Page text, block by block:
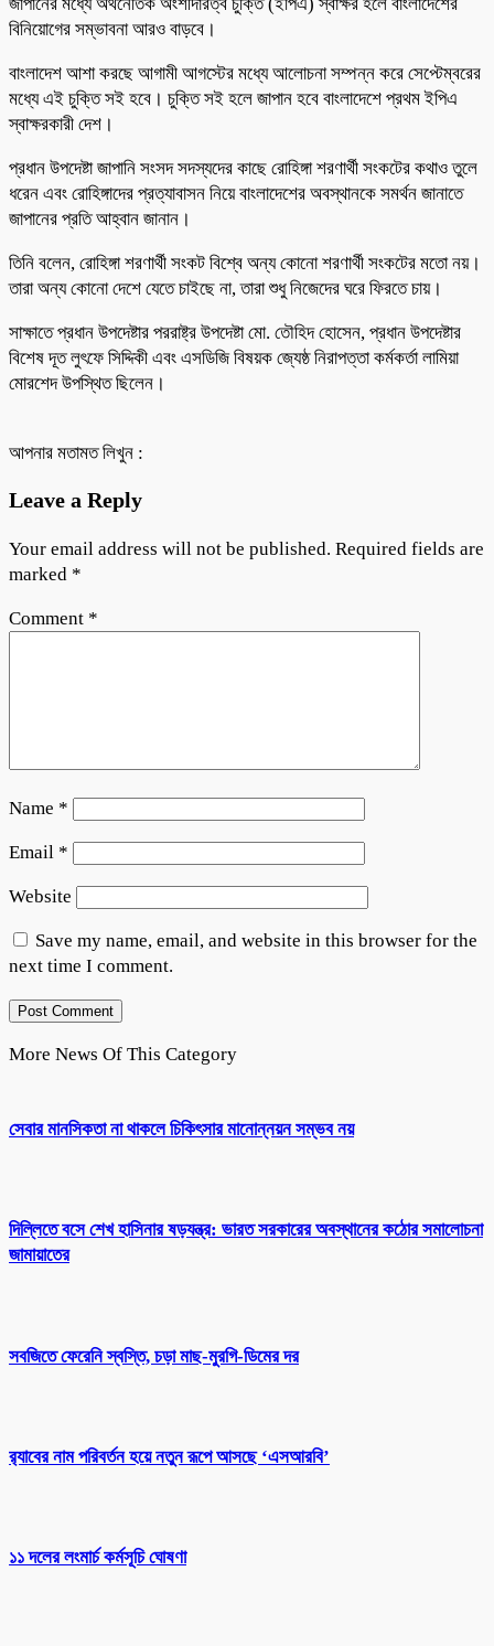
বিনিয়োগের সম্ভাবনা আরও বাড়বে।
বাংলাদেশ আশা করছে আগামী আগস্টের মধ্যে আলোচনা সম্পন্ন করে সেপ্টেম্বরের
মধ্যে এই চুক্তি সই হবে। চুক্তি সই হলে জাপান হবে বাংলাদেশে প্রথম ইপিএ
স্বাক্ষরকারী দেশ।
প্রধান উপদেষ্টা জাপানি সংসদ সদস্যদের কাছে রোহিঙ্গা শরণার্থী সংকটের কথাও তুলে
ধরেন এবং রোহিঙ্গাদের প্রত্যাবাসন নিয়ে বাংলাদেশের অবস্থানকে সমর্থন জানাতে
জাপানের প্রতি আহ্বান জানান।
তিনি বলেন, রোহিঙ্গা শরণার্থী সংকট বিশ্বে অন্য কোনো শরণার্থী সংকটের মতো নয়।
তারা অন্য কোনো দেশে যেতে চাইছে না, তারা শুধু নিজেদের ঘরে ফিরতে চায়।
সাক্ষাতে প্রধান উপদেষ্টার পররাষ্ট্র উপদেষ্টা মো. তৌহিদ হোসেন, প্রধান উপদেষ্টার
বিশেষ দূত লুৎফে সিদ্দিকী এবং এসডিজি বিষয়ক জ্যেষ্ঠ নিরাপত্তা কর্মকর্তা লামিয়া
মোরশেদ উপস্থিত ছিলেন।
আপনার মতামত লিখুন :
Leave a Reply
Your email address will not be published. Required fields are
marked *
Comment *
Name *
Email *
Website
Save my name, email, and website in this browser for the
next time I comment.
More News Of This Category
সেবার মানসিকতা না থাকলে চিকিৎসার মানোন্নয়ন সম্ভব নয়
দিল্লিতে বসে শেখ হাসিনার ষড়যন্ত্র: ভারত সরকারের অবস্থানের কঠোর সমালোচনা
জামায়াতের
সবজিতে ফেরেনি স্বস্তি, চড়া মাছ-মুরগি-ডিমের দর
র‌্যাবের নাম পরিবর্তন হয়ে নতুন রূপে আসছে ‘এসআরবি’
১১ দলের লংমার্চ কর্মসূচি ঘোষণা